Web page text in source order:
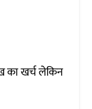
का खर्च लेकिन